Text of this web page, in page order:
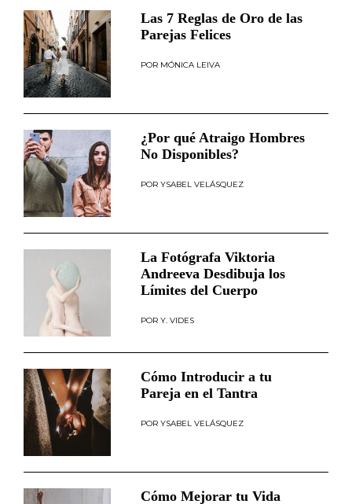
Las 7 Reglas de Oro de las
Parejas Felices
MÓNICA LEIVA
¿Por qué Atraigo Hombres
No Disponibles?
YSABEL VELÁSQUEZ
La Fotógrafa Viktoria
Andreeva Desdibuja los
Límites del Cuerpo
Y. VIDES
Cómo Introducir a tu
Pareja en el Tantra
YSABEL VELÁSQUEZ
Cómo Mejorar tu Vida